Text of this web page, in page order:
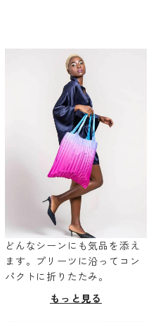
どんなシーンにも気品を添え
ます。プリーツに沿ってコン
パクトに折りたたみ。
もっと見る